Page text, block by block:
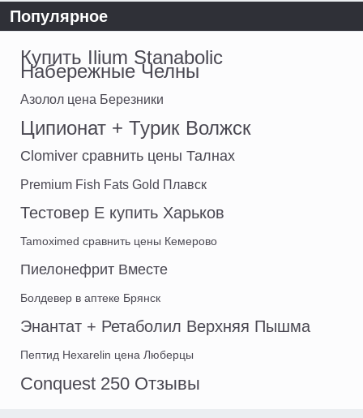
Популярное
Купить Ilium Stanabolic
Набережные Челны
Азолол цена Березники
Ципионат + Турик Волжск
Clomiver сравнить цены Талнах
Premium Fish Fats Gold Плавск
Тестовер E купить Харьков
Tamoximed сравнить цены Кемерово
Пиелонефрит Вместе
Болдевер в аптеке Брянск
Энантат + Ретаболил Верхняя Пышма
Пептид Hexarelin цена Люберцы
Conquest 250 Отзывы